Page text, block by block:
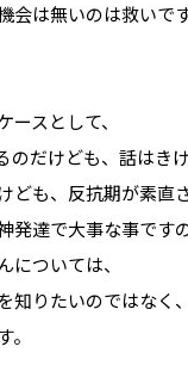
会は無いのは救いです
スとして、
のだけども、話はき
ども、反抗期が素直
発達で大事な事です
については、
知りたいのではな